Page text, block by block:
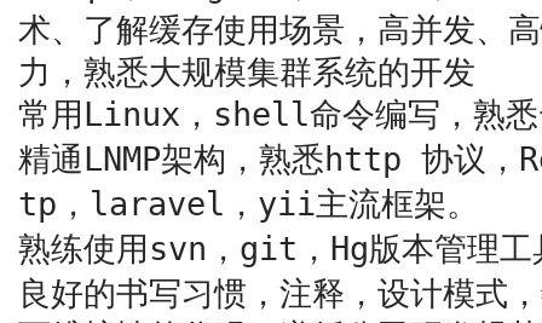
术、了解缓存使用场景，高并发、
力，熟悉大规模集群系统的开发
常用Linux ， shell命令编写，熟
精通LNMP架构，熟悉http 协议，
tp ， laravel ， yii主流框架。
熟练使用svn ， git ， Hg版本管理
良好的书写习惯，注释，设计模式